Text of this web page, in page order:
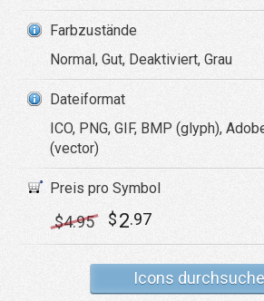
Farbzustände
Normal, Gut, Deaktiviert, Grau
Dateiformat
ICO, PNG, GIF, BMP (glyph),
(vector)
Preis pro Symbol
$4.95 $2.97
Icons